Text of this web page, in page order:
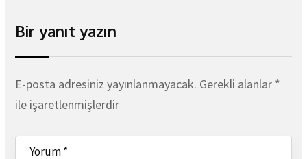
Bir yanıt yazın
E-posta adresiniz yayınlanmayacak. Gerekli alanlar *
ile işaretlenmişlerdir